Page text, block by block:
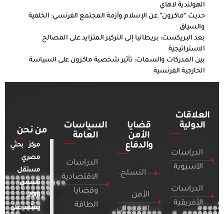
الهولندية لاهاي
حديث “ماكرون” عن الإسلام وأزمة المجتمع الفرنسي: الخلفية
والسياق
بعد البريكست: بريطانيا إلى التركيز المتزايد على المصالح
الاستراتيجية
بين المدركات والسمات: تأثير شخصية ماكرون على السياسة
الخارجية الفرنسية
العلاقات
الدولية
الدراسات
الآسيوية
الدراسات
الأفريقية
قضايا
الأمن
والدفاع
التسلح
الأمن
السيبراني
السياسات
العامة
الدراسات
الاقتصادية
وقضايا
الطاقة
من نحن
مركز بحثي
مصري
مستقل
تأسس
2018.
يعتمد على